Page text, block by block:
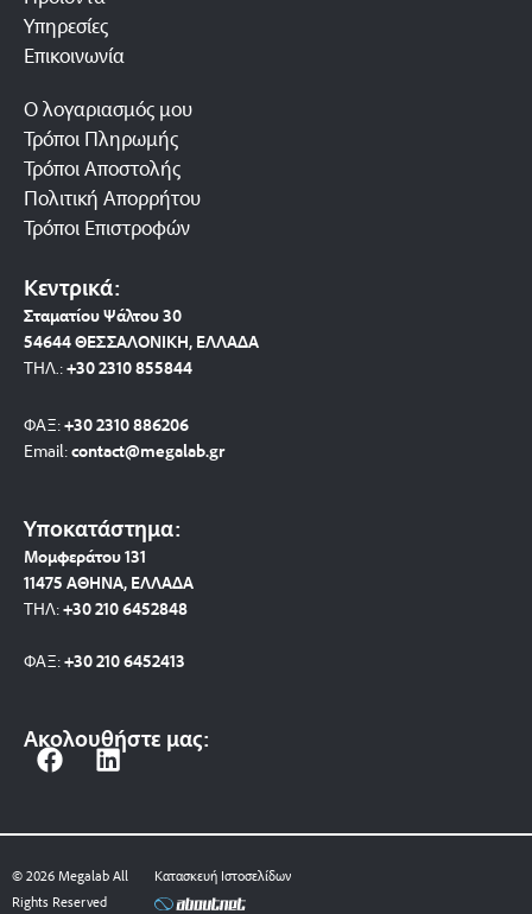
Υπηρεσίες
Επικοινωνία
Ο λογαριασμός μου
Τρόποι Πληρωμής
Τρόποι Αποστολής
Πολιτική Απορρήτου
Τρόποι Επιστροφών
Κεντρικά:
Σταματίου Ψάλτου 30
54644 ΘΕΣΣΑΛΟΝΙΚΗ, ΕΛΛΑΔΑ
ΤΗΛ.:+30 2310 855844
ΦΑΞ:+30 2310 886206
Email:contact@megalab.gr
Υποκατάστημα:
Μομφεράτου 131
11475 ΑΘΗΝΑ, ΕΛΛΑΔΑ
ΤΗΛ:+30 210 6452848
ΦΑΞ:+30 210 6452413
Ακολουθήστε μας:
F
e
b
o
L
k
e
d
© 2026 Megalab All
Rights Reserved
Κατασκευή Ιστοσελίδων